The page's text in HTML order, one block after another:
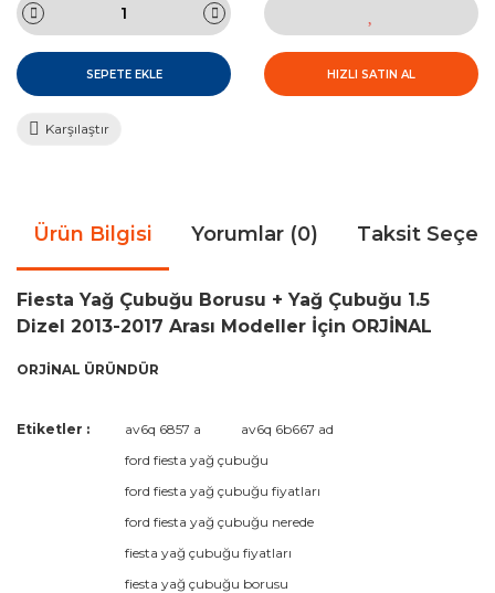
SEPETE EKLE HIZLI SATIN AL
Karşılaştır
Ürün Bilgisi Yorumlar (0) Taksit
Fiesta Yağ Çubuğu Borusu + Yağ Çubuğu 1.5
Dizel 2013-2017 Arası Modeller İçin ORJİNAL
ORJİNAL ÜRÜNDÜR
Bu ürüne ilk yorumu siz yapın!
Yorum Yaz
Bu ürünün fiyat bilgisi, resim, ürün açıklamalarında ve diğer
kullanarak tarafımıza iletebilirsiniz.
Görüş ve önerileriniz için teşekkür ederiz.
Ürün resmi kalitesiz, bozuk veya görüntülenemiyor.
Ürün açıklamasında eksik bilgiler bulunuyor.
Etiketler : av6q 6857 a
av6q 6b667 ad
ford fiesta yağ çubuğu
ford fiesta yağ çubuğu fiyatları
ford fiesta yağ çubuğu nerede
fiesta yağ çubuğu fiyatları
fiesta yağ çubuğu borusu